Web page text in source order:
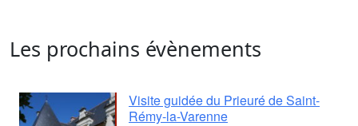
Les prochains évènements
Visite guidée du Prieuré de Saint-
Rémy-la-Varenne